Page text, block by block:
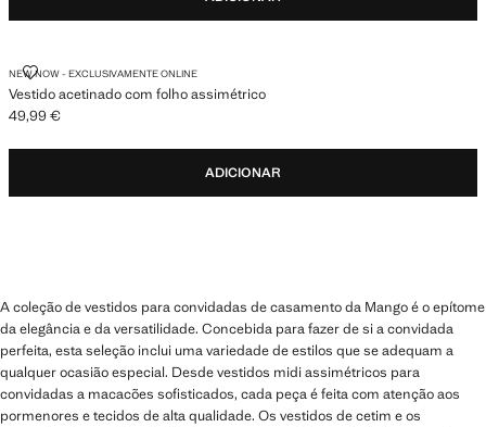
NEW NOW - EXCLUSIVAMENTE ONLINE
Vestido acetinado com folho assimétrico
VESTIDO ACETINADO COM FOLHO ASSIMÉTRICO
Preço atual [49,99 € ]
49,99 €
ADICIONAR
A coleção de vestidos para convidadas de casamento da Mango é o epítome
da elegância e da versatilidade. Concebida para fazer de si a convidada
perfeita, esta seleção inclui uma variedade de estilos que se adequam a
qualquer ocasião especial. Desde vestidos midi assimétricos para
convidadas a macacões sofisticados, cada peça é feita com atenção aos
pormenores e tecidos de alta qualidade. Os vestidos de cetim e os